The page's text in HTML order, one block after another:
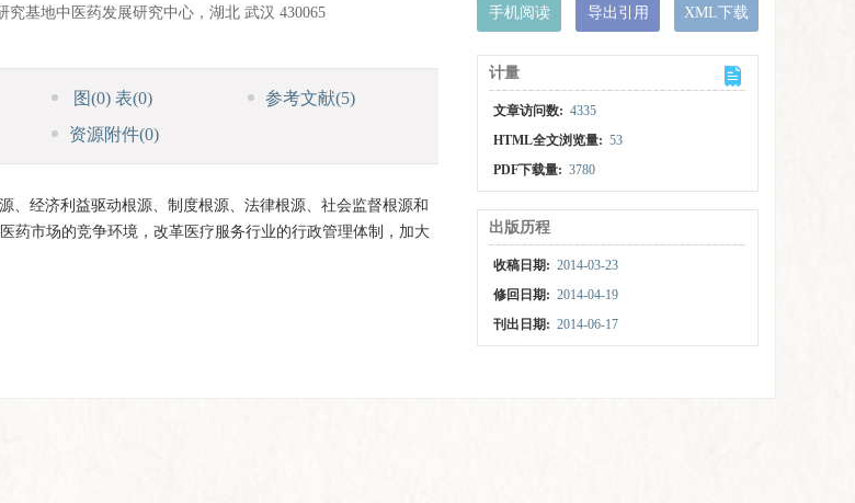
基地中医药发展研究中心，湖北 武汉 430065
图(0) 表(0) 参考文献(5)
资源附件(0)
、经济利益驱动根源、制度根源、法律根源、社会监督根源和
药市场的竞争环境，改革医疗服务行业的行政管理体制，加大
手机阅读 导出引用 XML下载
计量
文章访问数: 4335
HTML全文浏览量: 53
PDF下载量: 3780
出版历程
收稿日期: 2014-03-23
修回日期: 2014-04-19
刊出日期: 2014-06-17